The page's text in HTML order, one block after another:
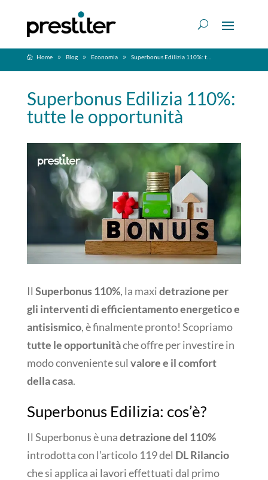
Home Blog Economia Superbonus Edilizia 110%: tutte le opportunità
Superbonus Edilizia 110%:
tutte le opportunità
Il Superbonus 110%, la maxidetrazione per
gli interventi diefficientamento energetico e
antisismico, è finalmente pronto! Scopriamo
tutte le opportunitàche offre per investire in
modo conveniente sul valore e il comfort
della casa.
Superbonus Edilizia: cos’è?
Il Superbonus è unadetrazione del 110%
introdotta con l’articolo 119 del DL Rilancio
che si applica ai lavori effettuati dal primo